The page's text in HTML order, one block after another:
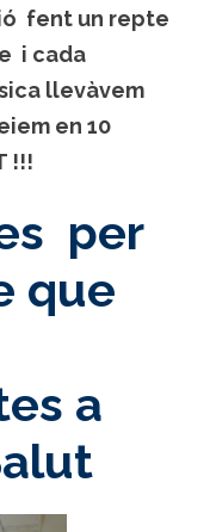
fent un repte
i cada
llevàvem
en 10
!!!
per
que
a